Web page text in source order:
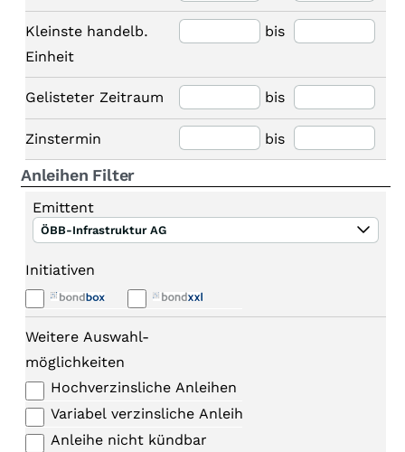
Kleinste handelb.
Einheit
bis
Gelisteter Zeitraum bis
Zinstermin bis
Anleihen Filter
Emittent
ÖBB-Infrastruktur AG
Initiativen
Weitere Auswahl-
möglichkeiten
Hochverzinsliche Anleihen
Variabel verzinsliche Anleihen
Anleihe nicht kündbar